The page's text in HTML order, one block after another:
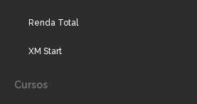
Renda Total
XM Start
Cursos